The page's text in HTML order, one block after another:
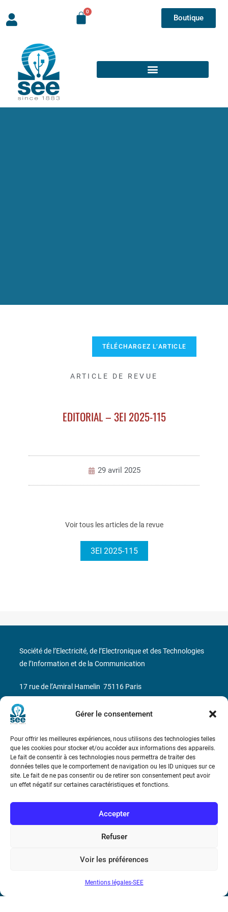
Gérer le consentement
Pour offrir les meilleures expériences, nous utilisons des technologies telles
que les cookies pour stocker et/ou accéder aux informations des appareils.
Le fait de consentir à ces technologies nous permettra de traiter des
données telles que le comportement de navigation ou les ID uniques sur ce
site. Le fait de ne pas consentir ou de retirer son consentement peut avoir
un effet négatif sur certaines caractéristiques et fonctions.
Accepter
Refuser
Voir les préférences
Mentions légales-SEE
Boutique
TÉLÉCHARGEZ L’ARTICLE
ARTICLE DE REVUE
EDITORIAL – 3EI 2025-115
29 avril 2025
Voir tous les articles de la revue
3EI 2025-115
Bicentenaire des découvertes d’André-
Marie Ampère
Conditions Générales de Vente
Mentions légales
Société de l’Electricité, de l’Electronique et des Technologies
de l’Information et de la Communication
17 rue de l’Amiral Hamelin 75116 Paris
Métro : « Boissière » Ligne 6 et « Iéna » Ligne 9
N° de SIREN : 785 393 232, Code APE : 9412Z TVA intra-
communautaire : FR44 785 393 232